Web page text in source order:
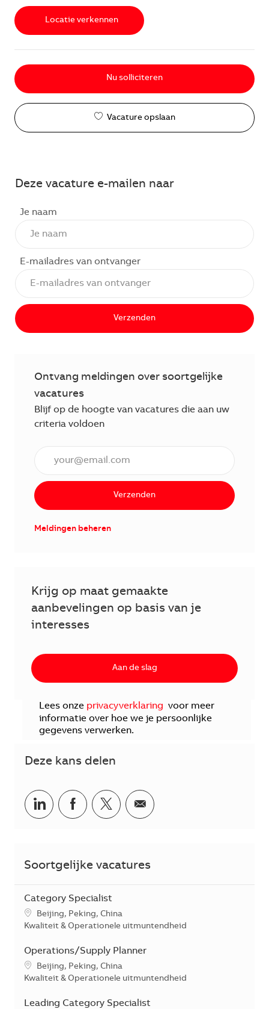
Locatie verkennen
Nu solliciteren
Vacature opslaan
Deze vacature e-mailen naar
Je naam
E-mailadres van ontvanger
Verzenden
Ontvang meldingen over soortgelijke
vacatures
Blijf op de hoogte van vacatures die aan uw
criteria voldoen
Verzenden
Meldingen beheren
Krijg op maat gemaakte
aanbevelingen op basis van je
interesses
Aan de slag
Lees onze privacyverklaring voor meer
informatie over hoe we je persoonlijke
gegevens verwerken.
Deze kans delen
Delen via LinkedIn
Delen via Facebook
Delen via twitter
Delen via e-mail
Soortgelijke vacatures
Category Specialist
*Je kunt je voorkeurslocatie(s) selecteren tijdens de
Beijing, Peking, China
Categorie
Kwaliteit & Operationele uitmuntendheid
Operations/Supply Planner
*Je kunt je voorkeurslocatie(s) selecteren tijdens de
Beijing, Peking, China
Categorie
Kwaliteit & Operationele uitmuntendheid
Leading Category Specialist